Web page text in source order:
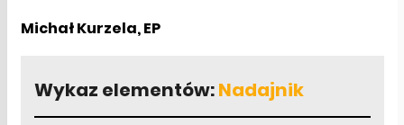
Michał Kurzela, EP
Wykaz elementów:Nadajnik